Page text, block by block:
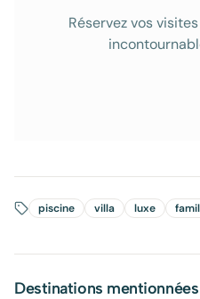
Réservez vos
piscine villa luxe
Destinations mentionnées